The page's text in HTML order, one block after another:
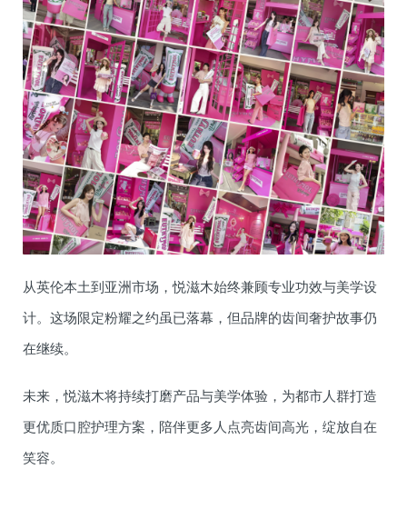
从英伦本土到亚洲市场，悦滋木始终兼顾专业功效与美学设
计。这场限定粉耀之约虽已落幕，但品牌的齿间奢护故事仍
在继续。
未来，悦滋木将持续打磨产品与美学体验，为都市人群打造
更优质口腔护理方案，陪伴更多人点亮齿间高光，绽放自在
笑容。